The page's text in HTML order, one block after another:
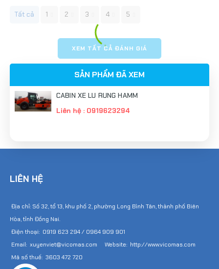
Tất cả 1 2 3 4 5
XEM TẤT CẢ ĐÁNH GIÁ
SẢN PHẨM ĐÃ XEM
CABIN XE LU RUNG HAMM
Liên hệ : 0919623294
LIÊN HỆ
Địa chỉ: Số 32, tổ 13, khu phố 2, phường Long Bình Tân, thành phố Biên
Hòa, tỉnh Đồng Nai.
Điện thoại: 0919 623 294 / 0964 909 901
Email: xuyenviet@vicomas.com Website: http://www.vicomas.com
Mã số thuế: 3603 472 720